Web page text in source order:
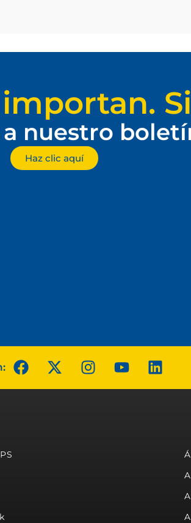
nuestro
Haz clic aquí